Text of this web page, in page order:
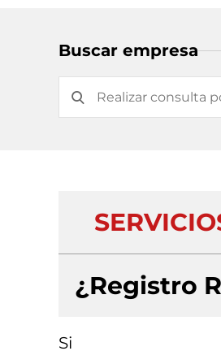
Buscar empresa
¿Registro
Si